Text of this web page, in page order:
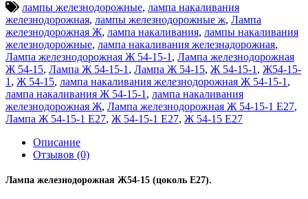
лампы железнодорожные, лампа накаливания
железнодорожная, лампы железнодорожные ж, Лампа
железнодорожная Ж, лампа накаливания, лампы накаливания
железнодорожные, лампа накаливания железнадорожная,
Лампа железнодорожная Ж 54-15-1 , Лампа железнодорожная
Ж 54-15, Лампа Ж 54-15-1 , Лампа Ж 54-15, Ж 54-15-1 , Ж54-15-
1 , Ж 54-15, лампа накаливания железнодорожная Ж 54-15-1 ,
лампа накаливания Ж 54-15-1 , лампа накаливания
железнодорожная Ж, Лампа железнодорожная Ж 54-15-1 Е27,
Лампа Ж 54-15-1 Е27, Ж 54-15-1 Е27, Ж 54-15 Е27
Описание
Отзывов (0)
Лампа железнодорожная Ж54-15 (цоколь Е27).